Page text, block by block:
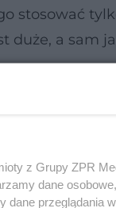
stosować
a sam
z Grupy ZPR
dane
dane przeglądania